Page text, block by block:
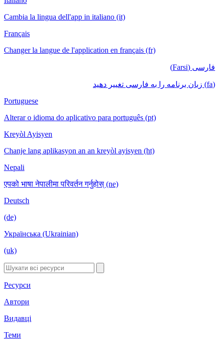
Cambia la lingua dell'app in italiano (it)
Français
Changer la langue de l'application en français (fr)
فارسی (Farsi)
(fa) زبان برنامه را به فارسی تغییر دهید
Portuguese
Alterar o idioma do aplicativo para português (pt)
Kreyòl Ayisyen
Chanje lang aplikasyon an an kreyòl ayisyen (ht)
Nepali
एपको भाषा नेपालीमा परिवर्तन गर्नुहोस् (ne)
Deutsch
(de)
Українська (Ukrainian)
(uk)
Ресурси
Автори
Видавці
Теми